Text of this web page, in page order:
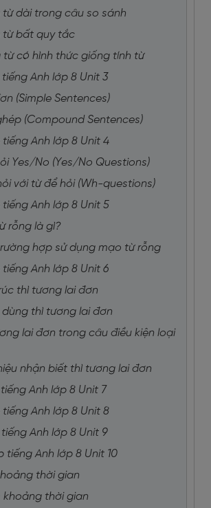
từ dài trong câu so sánh
từ bất quy tắc
từ có hình thức giống tính từ
Anh lớp 8 Unit 3
(Simple Sentences)
(Compound Sentences)
Anh lớp 8 Unit 4
Yes/No (Yes/No Questions)
với từ để hỏi (Wh-questions)
Anh lớp 8 Unit 5
rỗng là gì?
hợp sử dụng mạo từ rỗng
Anh lớp 8 Unit 6
thì tương lai đơn
dùng thì tương lai đơn
lai đơn trong câu điều kiện loại
nhận biết thì tương lai đơn
Anh lớp 8 Unit 7
Anh lớp 8 Unit 8
Anh lớp 8 Unit 9
tiếng Anh lớp 8 Unit 10
thời gian
khoảng thời gian